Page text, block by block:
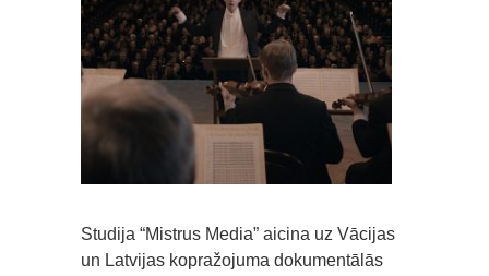
Studija “Mistrus Media” aicina uz Vācijas
un Latvijas kopražojuma dokumentālās